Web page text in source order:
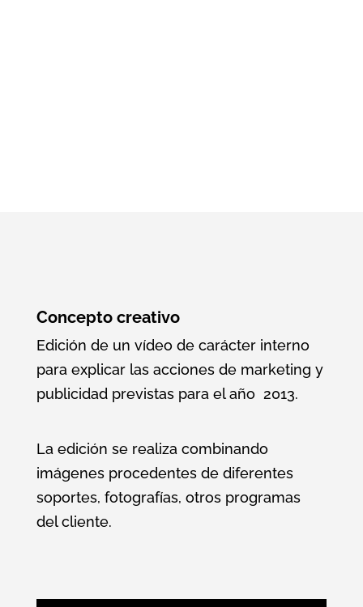
Concepto creativo
Edición de un vídeo de carácter interno
para explicar las acciones de marketing y
publicidad previstas para el año 2013.
La edición se realiza combinando
imágenes procedentes de diferentes
soportes, fotografías, otros programas
del cliente.